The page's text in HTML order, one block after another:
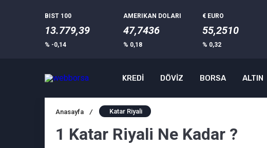
BIST 100
13.779,39
% -0,14
AMERIKAN DOLARI
47,7436
% 0,18
€ EURO
55,2510
% 0,32
KREDİ DÖVİZ BORSA ALTIN
Anasayfa / Katar Riyali
1 Katar Riyali Ne Kadar ?